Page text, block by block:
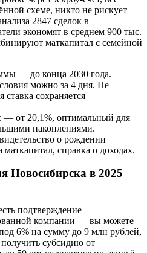
схеме, никто не рискует
2847 сделок в
экономят в среднем 900 тыс.
маткапитал с семейной
— до конца 2030 года.
можно за 4 дня. Не
ставка сохраняется
— от 20,1%, оптимальный для
накоплениями.
о рождении
маткапитал, справка о доходах.
Новосибирска в 2025
подтверждение
компании — вы можете
6% на сумму до 9 млн рублей,
субсидию от